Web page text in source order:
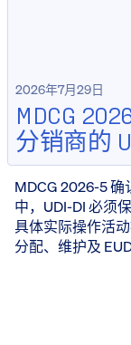
2026年7月29日
MDCG
分销商的
MDCG 2026-5
中，UDI-DI 必须
具体实际操作活
分配、维护及